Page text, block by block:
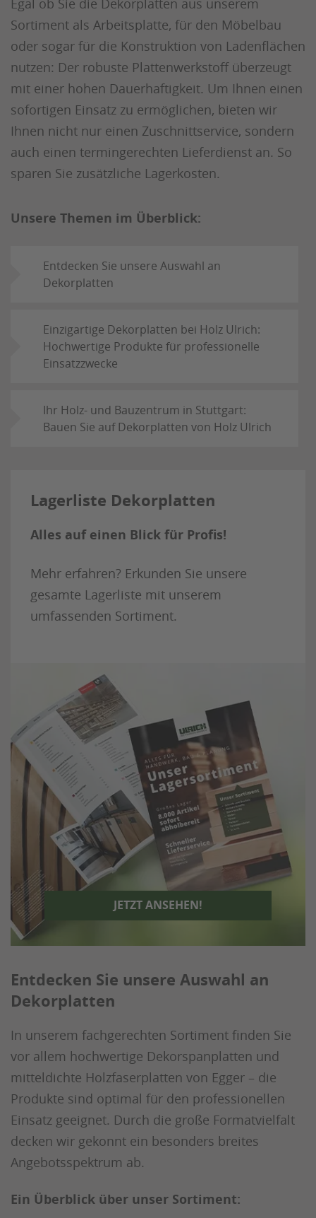
Egal ob Sie die Dekorplatten aus unserem
Sortiment als Arbeitsplatte, für den Möbelbau
oder sogar für die Konstruktion von Ladenflächen
nutzen: Der robuste Plattenwerkstoff überzeugt
mit einer hohen Dauerhaftigkeit. Um Ihnen einen
sofortigen Einsatz zu ermöglichen, bieten wir
Ihnen nicht nur einen Zuschnittservice, sondern
auch einen termingerechten Lieferdienst an. So
sparen Sie zusätzliche Lagerkosten.
Unsere Themen im Überblick:
Entdecken Sie unsere Auswahl an
Dekorplatten
Einzigartige Dekorplatten bei Holz Ulrich:
Hochwertige Produkte für professionelle
Einsatzzwecke
Ihr Holz- und Bauzentrum in Stuttgart:
Bauen Sie auf Dekorplatten von Holz Ulrich
Lagerliste Dekorplatten
Alles auf einen Blick für Profis!
Mehr erfahren? Erkunden Sie unsere
gesamte Lagerliste mit unserem
umfassenden Sortiment.
JETZT ANSEHEN!
Entdecken Sie unsere Auswahl an
Dekorplatten
In unserem fachgerechten Sortiment finden Sie
vor allem hochwertige Dekorspanplatten und
mitteldichte Holzfaserplatten von Egger – die
Produkte sind optimal für den professionellen
Einsatz geeignet. Durch die große Formatvielfalt
decken wir gekonnt ein besonders breites
Angebotsspektrum ab.
Ein Überblick über unser Sortiment: